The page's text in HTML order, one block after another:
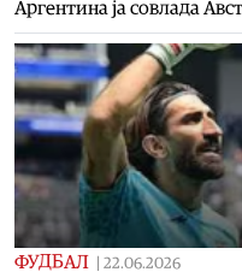
Аргентина ја совлада
ФУДБАЛ 22.06.2026